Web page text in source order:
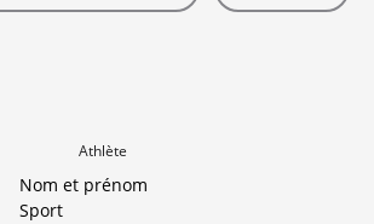
Athlète
Nom et prénom
Sport